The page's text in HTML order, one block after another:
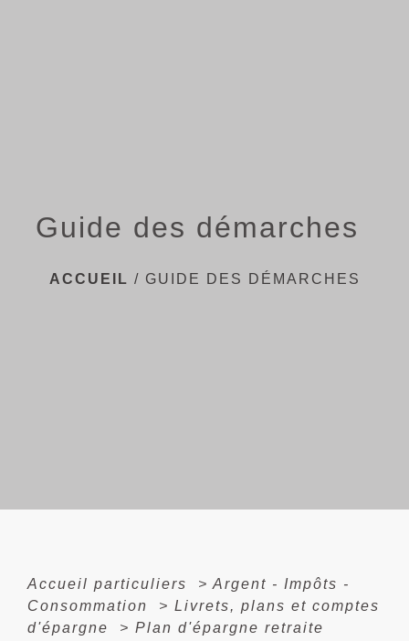
Guide des démarches
ACCUEIL / GUIDE DES DÉMARCHES
Accueil particuliers > Argent - Impôts -
Consommation
> Livrets, plans et comptes
d'épargne
> Plan d'épargne retraite